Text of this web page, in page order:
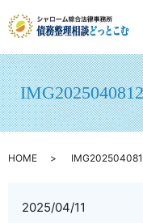
HOME
2025/04/11